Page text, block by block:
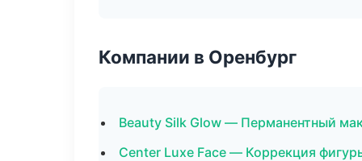
Компании в Оренбург
Beauty Silk Glow — Перманентный
Center Luxe Face — Коррекция